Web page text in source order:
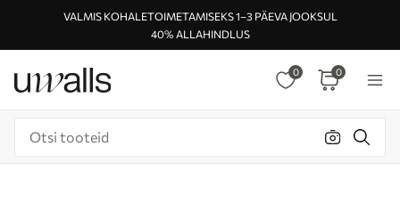
VALMIS KOHALETOIMETAMISEKS 1–3 PÄEVA JOOKSUL
40% ALLAHINDLUS
0 0